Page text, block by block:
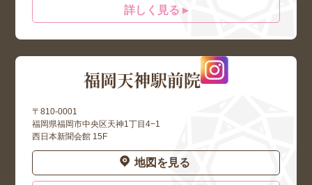
詳しく見る ▸
福岡天神駅前院
〒810-0001
福岡県福岡市中央区天神1丁目4−1
西日本新聞会館 15F
地図を見る